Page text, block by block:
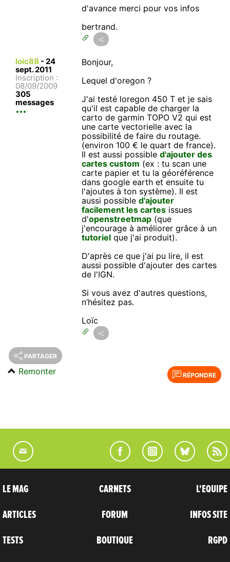
d'avance merci pour vos infos
bertrand.
loic88 - 24
sept. 2011
Inscription :
08/09/2009
305
messages
Bonjour,
Lequel d'oregon ?
J'ai testé loregon 450 T et je sais
qu'il est capable de charger la
carto de garmin TOPO V2 qui est
une carte vectorielle avec la
possibilité de faire du routage.
(environ 100 € le quart de france).
Il est aussi possibled'ajouter des
cartes custom (ex : tu scan une
carte papier et tu la géoréférence
dans google earth et ensuite tu
l'ajoutes à ton système). Il est
aussi possibled'ajouter
facilement les cartes issues
d'openstreetmap (que
j'encourage à améliorer grâce à un
tutoriel que j'ai produit).
D'après ce que j'ai pu lire, il est
aussi possible d'ajouter des cartes
de l'IGN.
Si vous avez d'autres questions,
n’hésitez pas.
Loïc
PARTAGER
RÉPONDRE
Remonter
LE MAG
ARTICLES
TESTS
CARNETS
FORUM
BOUTIQUE
L'EQUIPE
INFOS SITE
RGPD